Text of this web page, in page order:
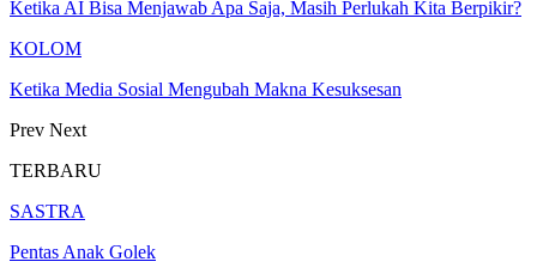
Ketika AI Bisa Menjawab Apa Saja, Masih Perlukah Kita Berpikir?
KOLOM
Ketika Media Sosial Mengubah Makna Kesuksesan
Prev Next
TERBARU
SASTRA
Pentas Anak Golek